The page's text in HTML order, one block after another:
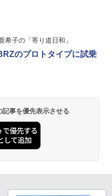
希子の「寄り道日和」
のプロトタイプに試乗
事を優先表示させる